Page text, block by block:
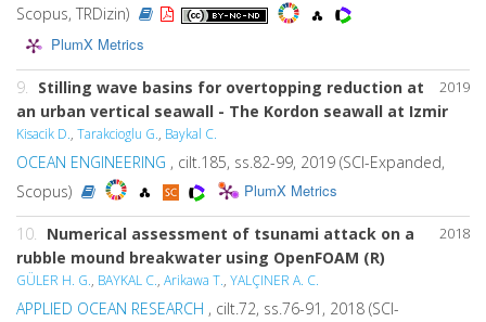
Scopus, TRDizin)
PlumX Metrics
2019
9. Stilling wave basins for overtopping reduction at
an urban vertical seawall - The Kordon seawall at Izmir
Kisacik D., Tarakcioglu G., Baykal C.
OCEAN ENGINEERING , cilt.185, ss.82-99, 2019 (SCI-Expanded,
Scopus)
PlumX Metrics
2018
10. Numerical assessment of tsunami attack on a
rubble mound breakwater using OpenFOAM (R)
GÜLER H. G., BAYKAL C., Arikawa T., YALÇINER A. C.
APPLIED OCEAN RESEARCH , cilt.72, ss.76-91, 2018 (SCI-